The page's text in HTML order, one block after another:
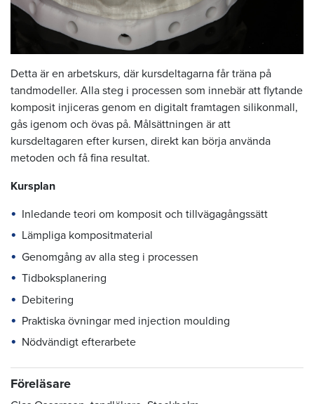
Detta är en arbetskurs, där kursdeltagarna får träna på
tandmodeller. Alla steg i processen som innebär att flytande
komposit injiceras genom en digitalt framtagen silikonmall,
gås igenom och övas på. Målsättningen är att
kursdeltagaren efter kursen, direkt kan börja använda
metoden och få fina resultat.
Kursplan
Inledande teori om komposit och tillvägagångssätt
Lämpliga kompositmaterial
Genomgång av alla steg i processen
Tidboksplanering
Debitering
Praktiska övningar med injection moulding
Nödvändigt efterarbete
Föreläsare